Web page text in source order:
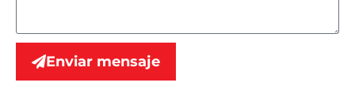
Enviar mensaje